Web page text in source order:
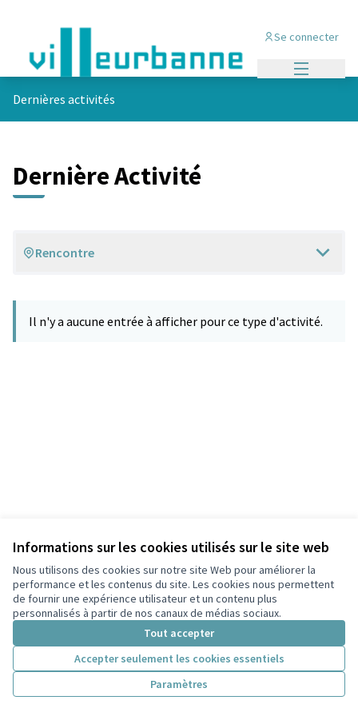
Informations sur les cookies utilisés sur le site web
Nous utilisons des cookies sur notre site Web pour améliorer la
performance et les contenus du site. Les cookies nous permettent
de fournir une expérience utilisateur et un contenu plus
personnalisés à partir de nos canaux de médias sociaux.
Tout accepter
Accepter seulement les cookies essentiels
Paramètres
Se connecter
Dernières activités
Dernière Activité
Rencontre
Il n'y a aucune entrée à afficher pour ce type d'activité.
Conditions d'utilisation
Paramètres des cookies
Participez Villeurbanne sur X
(Lien externe)
Participez Villeurbanne sur Facebook
Participez Villeurbanne sur Instagram
Participez Villeurbanne sur YouTube
(Lien externe)
Site réalisé grâce aulogiciel libre Decidim .
Licence
(Lien